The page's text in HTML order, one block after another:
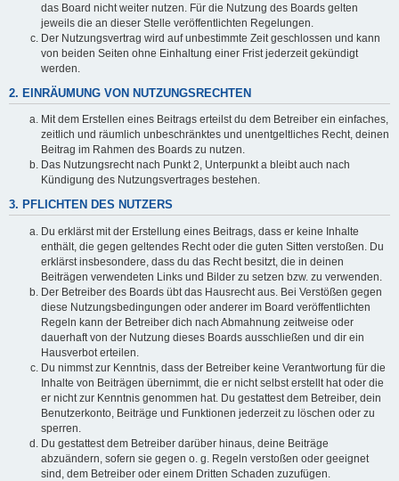
das Board nicht weiter nutzen. Für die Nutzung des Boards gelten
jeweils die an dieser Stelle veröffentlichten Regelungen.
Der Nutzungsvertrag wird auf unbestimmte Zeit geschlossen und kann
von beiden Seiten ohne Einhaltung einer Frist jederzeit gekündigt
werden.
2. EINRÄUMUNG VON NUTZUNGSRECHTEN
Mit dem Erstellen eines Beitrags erteilst du dem Betreiber ein einfaches,
zeitlich und räumlich unbeschränktes und unentgeltliches Recht, deinen
Beitrag im Rahmen des Boards zu nutzen.
Das Nutzungsrecht nach Punkt 2, Unterpunkt a bleibt auch nach
Kündigung des Nutzungsvertrages bestehen.
3. PFLICHTEN DES NUTZERS
Du erklärst mit der Erstellung eines Beitrags, dass er keine Inhalte
enthält, die gegen geltendes Recht oder die guten Sitten verstoßen. Du
erklärst insbesondere, dass du das Recht besitzt, die in deinen
Beiträgen verwendeten Links und Bilder zu setzen bzw. zu verwenden.
Der Betreiber des Boards übt das Hausrecht aus. Bei Verstößen gegen
diese Nutzungsbedingungen oder anderer im Board veröffentlichten
Regeln kann der Betreiber dich nach Abmahnung zeitweise oder
dauerhaft von der Nutzung dieses Boards ausschließen und dir ein
Hausverbot erteilen.
Du nimmst zur Kenntnis, dass der Betreiber keine Verantwortung für die
Inhalte von Beiträgen übernimmt, die er nicht selbst erstellt hat oder die
er nicht zur Kenntnis genommen hat. Du gestattest dem Betreiber, dein
Benutzerkonto, Beiträge und Funktionen jederzeit zu löschen oder zu
sperren.
Du gestattest dem Betreiber darüber hinaus, deine Beiträge
abzuändern, sofern sie gegen o. g. Regeln verstoßen oder geeignet
sind, dem Betreiber oder einem Dritten Schaden zuzufügen.